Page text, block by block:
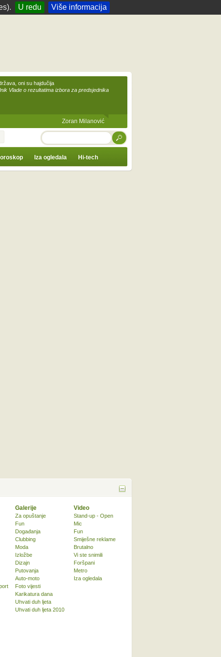
U redu Više informacija
oni su hajdučija
Vlade o rezultatima izbora za predsjednika
Zoran Milanović
TRAŽI
Iza ogledala Hi-tech
Galerije
Za opuštanje
Fun
Događanja
Clubbing
Moda
Izložbe
Dizajn
Putovanja
Auto-moto
Foto vijesti
Karikatura dana
Uhvati duh ljeta
Uhvati duh ljeta 2010
Video
Stand-up - Open
Mic
Fun
Smiješne reklame
Brutalno
Vi ste snimili
Foršpani
Metro
Iza ogledala